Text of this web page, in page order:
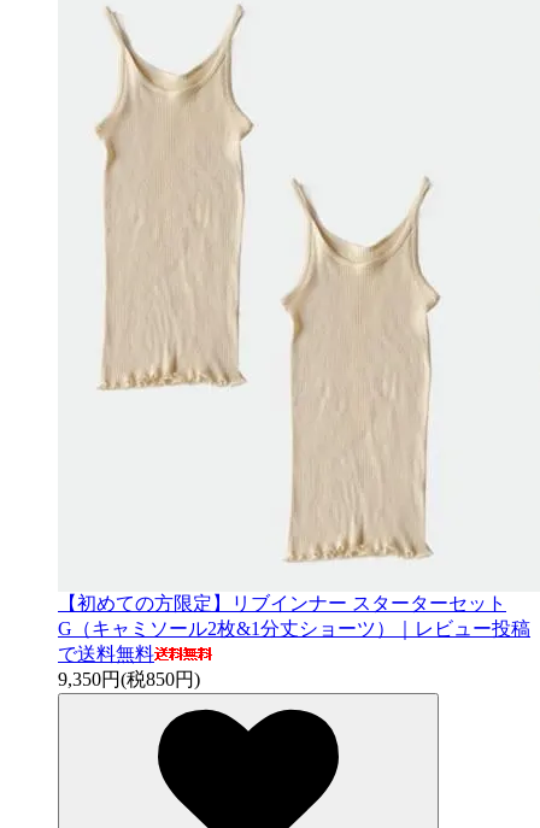
【初めての方限定】リブインナー スターターセット
G（キャミソール2枚&1分丈ショーツ）｜レビュー投稿
で送料無料
9,350円(税850円)